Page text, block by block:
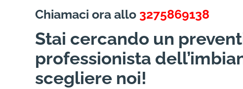
Chiamaci ora allo 3275869138
Stai cercando un
professionista
scegliere noi!